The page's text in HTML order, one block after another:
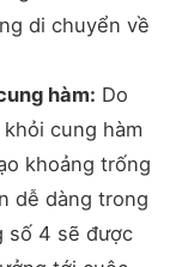
di chuyển về
hàm: Do
cung hàm
khoảng trống
dễ dàng trong
số 4 sẽ được